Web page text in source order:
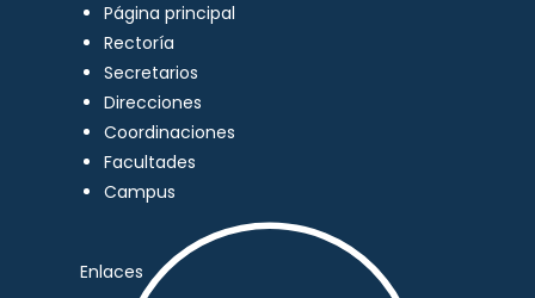
Página principal
Rectoría
Secretarios
Direcciones
Coordinaciones
Facultades
Campus
Enlaces